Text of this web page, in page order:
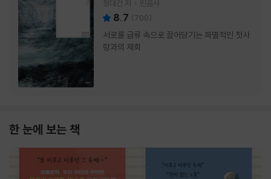
정대건 저 민음사
8.7 (700)
서로를 급류 속으로 끌어당기는 파멸적인 첫사
랑과의 재회
한 눈에 보는 책